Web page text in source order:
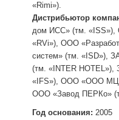
«Rimi»).
Дистрибьютор
дом ИСС» (тм.
«RVi»), ООО
систем» (тм. «ISD»),
(тм. «INTER
«IFS»), ООО «ООО
ООО «Завод ПЕРКо»
Год основания: 2005